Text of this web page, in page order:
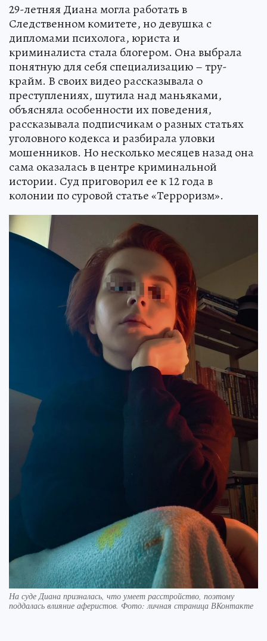
29-летняя Диана могла работать в
Следственном комитете, но девушка с
дипломами психолога, юриста и
криминалиста стала блогером. Она выбрала
понятную для себя специализацию – тру-
крайм. В своих видео рассказывала о
преступлениях, шутила над маньяками,
объясняла особенности их поведения,
рассказывала подписчикам о разных статьях
уголовного кодекса и разбирала уловки
мошенников. Но несколько месяцев назад она
сама оказалась в центре криминальной
истории. Суд приговорил ее к 12 года в
колонии по суровой статье «Терроризм».
На суде Диана призналась, что умеет расстройство, поэтому
поддалась влияние аферистов. Фото: личная страница ВКонтакте